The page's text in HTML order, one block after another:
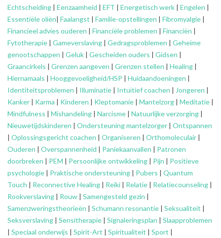
Echtscheiding | Eenzaamheid | EFT | Energetisch werk | Engelen |
Essentiële oliën| Faalangst | Familie-opstellingen | Fibromyalgie |
Financieel advies ouderen | Financiële problemen | Financiën |
Fytotherapie | Gameverslaving | Gedragsproblemen | Geheime
genootschappen | Geluk | Gescheiden ouders | Gidsen |
Graancirkels | Grenzen aangeven | Grenzen stellen | Healing |
Hiernamaals | Hooggevoeligheid/HSP | Huidaandoeningen |
Identiteitsproblemen | Illuminatie | Intuïtief coachen | Jongeren |
Kanker | Karma | Kinderen | Kleptomanie | Mantelzorg | Meditatie |
Mindfulness | Mishandeling | Narcisme | Natuurlijke verzorging |
Nieuwetijdskinderen | Ondersteuningmantelzorger | Ontspannen
| Oplossingsgericht coachen | Organiseren | Orthomoleculair |
Ouderen | Overspannenheid | Paniekaanvallen | Patronen
doorbreken | PEM | Persoonlijke ontwikkeling | Pijn | Positieve
psychologie | Praktische ondersteuning | Pubers | Quantum
Touch | Reconnective Healing | Reiki | Relatie | Relatiecounseling |
Rookverslaving | Rouw | Samengesteld gezin |
Samenzweringstheorieën | Schumann resonantie | Seksualiteit |
Seksverslaving | Sensitherapie | Signaleringsplan | Slaapproblemen
| Speciaal onderwijs | Spirit-Art | Spiritualiteit | Sport |